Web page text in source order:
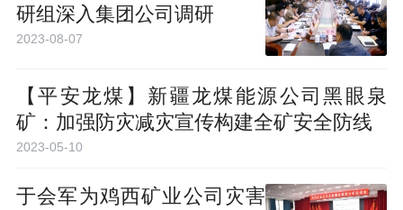
研组深入集团公司调研
2023-08-07
【平安龙煤】新疆龙煤能源公司黑眼泉
矿：加强防灾减灾宣传构建全矿安全防线
2023-05-10
于会军为鸡西矿业公司灾害